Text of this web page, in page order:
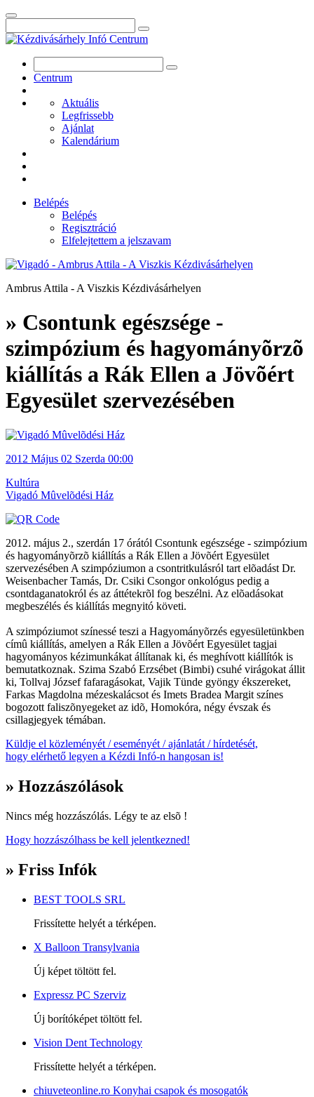
Centrum
Aktuális
Legfrissebb
Ajánlat
Kalendárium
Belépés
Belépés
Regisztráció
Elfelejtettem a jelszavam
Ambrus Attila - A Viszkis Kézdivásárhelyen
» Csontunk egészsége -
szimpózium és hagyományõrzõ
kiállítás a Rák Ellen a Jövõért
Egyesület szervezésében
2012 Május 02 Szerda 00:00
Kultúra
Vigadó Mûvelõdési Ház
2012. május 2., szerdán 17 órától Csontunk egészsége - szimpózium
és hagyományõrzõ kiállítás a Rák Ellen a Jövõért Egyesület
szervezésében A szimpóziumon a csontritkulásról tart elõadást Dr.
Weisenbacher Tamás, Dr. Csiki Csongor onkológus pedig a
csontdaganatokról és az áttétekrõl fog beszélni. Az elõadásokat
megbeszélés és kiállítás megnyitó követi.
A szimpóziumot színessé teszi a Hagyományõrzés egyesületünkben
címû kiállítás, amelyen a Rák Ellen a Jövõért Egyesület tagjai
hagyományos kézimunkákat állítanak ki, és meghívott kiállítók is
bemutatkoznak. Szima Szabó Erzsébet (Bimbi) csuhé virágokat állit
ki, Tollvaj József fafaragásokat, Vajik Tünde gyöngy ékszereket,
Farkas Magdolna mézeskalácsot és Imets Bradea Margit színes
bogozott faliszõnyegeket az idõ, Homokóra, négy évszak és
csillagjegyek témában.
Küldje el közleményét / eseményét / ajánlatát / hírdetését,
hogy elérhető legyen a Kézdi Infó-n hangosan is!
» Hozzászólások
Nincs még hozzászólás. Légy te az elsõ !
Hogy hozzászólhass be kell jelentkezned!
» Friss Infók
BEST TOOLS SRL
Frissítette helyét a térképen.
X Balloon Transylvania
Új képet töltött fel.
Expressz PC Szerviz
Új borítóképet töltött fel.
Vision Dent Technology
Frissítette helyét a térképen.
chiuveteonline.ro Konyhai csapok és mosogatók